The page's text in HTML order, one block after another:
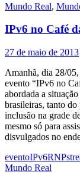
Mundo Real,
IPv6 no Café
27 de maio de 2013
Amanhã, dia 28/
evento “IPv6 no
abordada a
brasileiras, tanto do
inclusão na grade
mesmo só para
disvulgados no
eventoIPv6RNP
Mundo Real